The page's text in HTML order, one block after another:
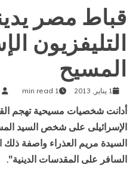
قباط مصر
التليفزيون
المسيح
1 يناير, 2013 1 min read
أدانت شخصيات مسيحية تهجم
الإسرائيلى على شخص السيد
السيدة مريم العذراء واصفة ذلك
السافر على المقدسات الدينية".